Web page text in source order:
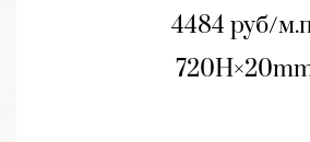
4484 руб/
720H